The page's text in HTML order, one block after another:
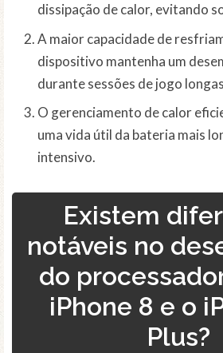
dissipação de calor, evitando
A maior capacidade de
dispositivo mantenha um
durante sessões de jogo
O gerenciamento de calor
uma vida útil da bateria mais
intensivo.
Existem
notáveis no
do
iPhone 8 e o
Plus?